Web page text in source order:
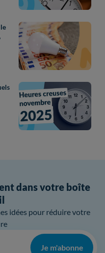
dans votre boîte
idées pour réduire votre
Je m'abonne